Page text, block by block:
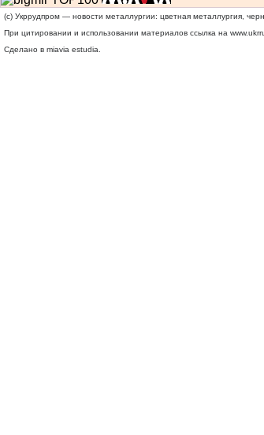
(c) Укррудпром — новости металлургии: цветная металлургия,
При цитировании и использовании материалов ссылка на
Сделано в miavia estudia.